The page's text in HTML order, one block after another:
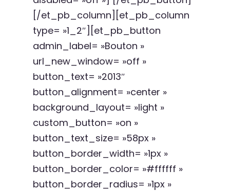
[/et_pb_column][et_pb_column
type= »1_2″][et_pb_button
admin_label= »Bouton »
url_new_window= »off »
button_text= »2013″
button_alignment= »center »
background_layout= »light »
custom_button= »on »
button_text_size= »58px »
button_border_width= »1px »
button_border_color= »#ffffff »
button_border_radius= »1px »